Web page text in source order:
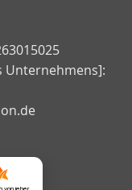
Unternehmens]: